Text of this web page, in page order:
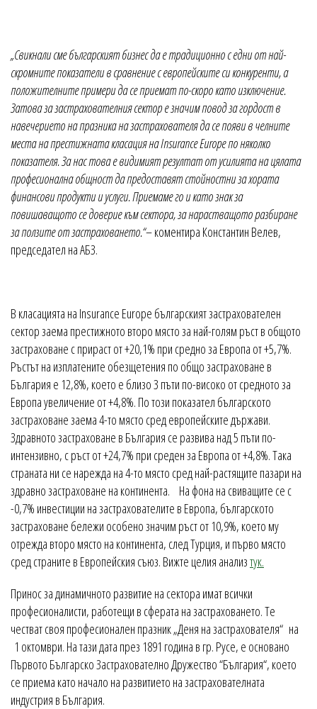
„Свикнали сме българският бизнес да е традиционно с едни от най-
скромните показатели в сравнение с европейските си конкуренти, а
положителните примери да се приемат по-скоро като изключение.
Затова за застрахователния сектор е значим повод за гордост в
навечерието на празника на застрахователя да се появи в челните
места на престижната класация на Insurance Europe по няколко
показателя. За нас това е видимият резултат от усилията на цялата
професионална общност да предоставят стойностни за хората
финансови продукти и услуги. Приемаме го и като знак за
повишаващото се доверие към сектора, за нарастващото разбиране
за ползите от застраховането.“– коментира Константин Велев,
председател на АБЗ.
В класацията на Insurance Europe българският застрахователен
сектор заема престижното второ място за най-голям ръст в общото
застраховане с прираст от +20,1% при средно за Европа от +5,7%.
Ръстът на изплатените обезщетения по общо застраховане в
България е 12,8%, което е близо 3 пъти по-високо от средното за
Европа увеличение от +4,8%. По този показател българското
застраховане заема 4-то място сред европейските държави.
Здравното застраховане в България се развива над 5 пъти по-
интензивно, с ръст от +24,7% при среден за Европа от +4,8%. Така
страната ни се нарежда на 4-то място сред най-растящите пазари на
здравно застраховане на континента. На фона на свиващите се с
-0,7% инвестиции на застрахователите в Европа, българското
застраховане бележи особено значим ръст от 10,9%, което му
отрежда второ място на континента, след Турция, и първо място
сред страните в Европейския съюз. Вижте целия анализтук.
Принос за динамичното развитие на сектора имат всички
професионалисти, работещи в сферата на застраховането. Те
честват своя професионален празник „Деня на застрахователя“ на
1 октомври. На тази дата през 1891 година в гр. Русе, е основано
Първото Българско Застрахователно Дружество “България“, което
се приема като начало на развитието на застрахователната
индустрия в България.